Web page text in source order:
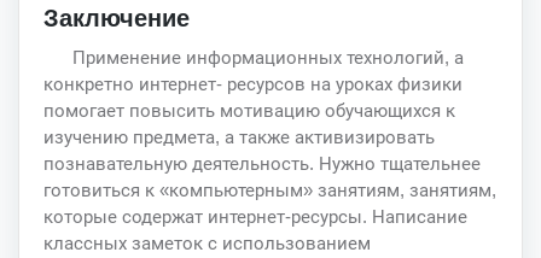
Заключение
Применение информационных технологий, а
конкретно интернет- ресурсов на уроках физики
помогает повысить мотивацию обучающихся к
изучению предмета, а также активизировать
познавательную деятельность. Нужно тщательнее
готовиться к «компьютерным» занятиям, занятиям,
которые содержат интернет-ресурсы. Написание
классных заметок с использованием